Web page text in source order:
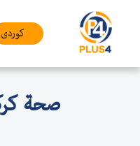
کوردی
صحة